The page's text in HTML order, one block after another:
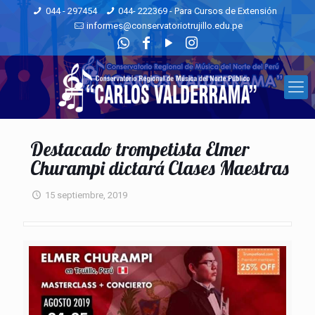
044 - 297454
044- 222369 - Para Cursos de Extensión
informes@conservatoriotrujillo.edu.pe
Destacado trompetista Elmer
Churampi dictará Clases Maestras
15 septiembre, 2019